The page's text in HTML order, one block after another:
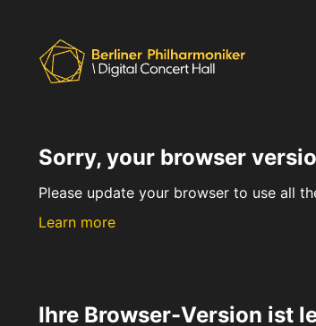
Sorry, your browser
Please update your browser to use all
Learn more
Ihre Browser-Version ist